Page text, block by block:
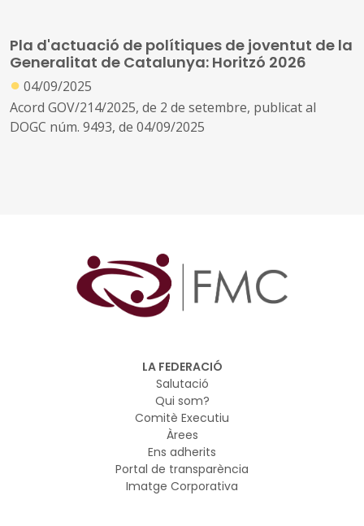
Pla d'actuació de polítiques de joventut de la
Generalitat de Catalunya: Horitzó 2026
● 04/09/2025
Acord GOV/214/2025, de 2 de setembre, publicat al
DOGC núm. 9493, de 04/09/2025
LA FEDERACIÓ
Salutació
Qui som?
Comitè Executiu
Àrees
Ens adherits
Portal de transparència
Imatge Corporativa